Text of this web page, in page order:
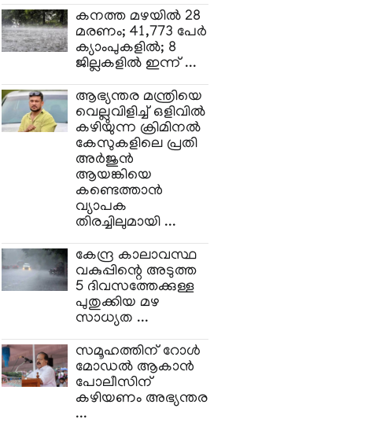
കനത്ത മഴയിൽ 28
മരണം; 41,773 പേർ
ക്യാംപുകളിൽ; 8
ജില്ലകളിൽ ഇന്ന് ...
ആഭ്യന്തര മന്ത്രിയെ
വെല്ലുവിളിച്ച്‌ ഒളിവില്‍
കഴിയുന്ന ക്രിമിനല്‍
കേസുകളിലെ പ്രതി
അര്‍ജുന്‍
ആയങ്കിയെ
കണ്ടെത്താന്‍
വ്യാപക
തിരച്ചിലുമായി ...
കേന്ദ്ര കാലാവസ്ഥ
വകുപ്പിന്റെ അടുത്ത
5 ദിവസത്തേക്കുള്ള
പുതുക്കിയ മഴ
സാധ്യത ...
സമൂഹത്തിന് റോള്‍
മോഡല്‍ ആകാന്‍
പോലീസിന്
കഴിയണം അഭ്യന്തര
...